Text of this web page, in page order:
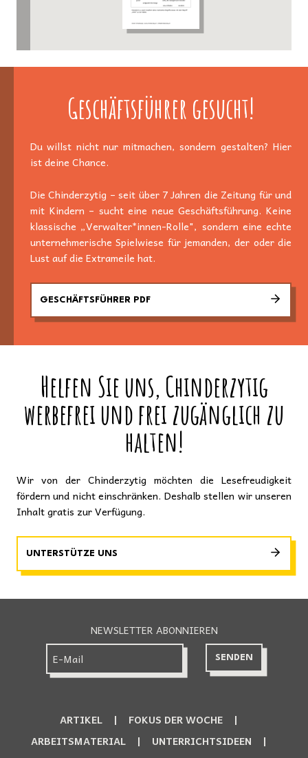
Geschäftsführer gesucht!
Du willst nicht nur mitmachen, sondern gestalten? Hier
ist deine Chance.
Die Chinderzytig – seit über 7 Jahren die Zeitung für und
mit Kindern – sucht eine neue Geschäftsführung. Keine
klassische „Verwalter*innen-Rolle", sondern eine echte
unternehmerische Spielwiese für jemanden, der oder die
Lust auf die Extrameile hat.
GESCHÄFTSFÜHRER PDF
Helfen Sie uns, Chinderzytig
werbefrei und frei zugänglich zu
halten!
Wir von der Chinderzytig möchten die Lesefreudigkeit
fördern und nicht einschränken. Deshalb stellen wir unseren
Inhalt gratis zur Verfügung.
UNTERSTÜTZE UNS
NEWSLETTER ABONNIEREN
ARTIKEL
FOKUS DER WOCHE
ARBEITSMATERIAL
UNTERRICHTSIDEEN